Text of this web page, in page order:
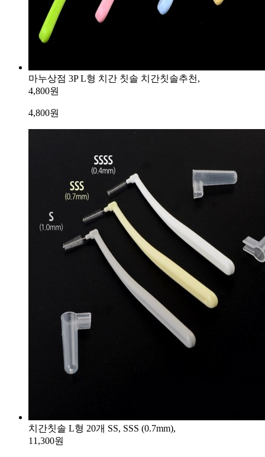
마누상점 3P L형 치간 칫솔 치간칫솔추천,
4,800원
4,800원
치간칫솔 L형 20개 SS, SSS (0.7mm),
11,300원